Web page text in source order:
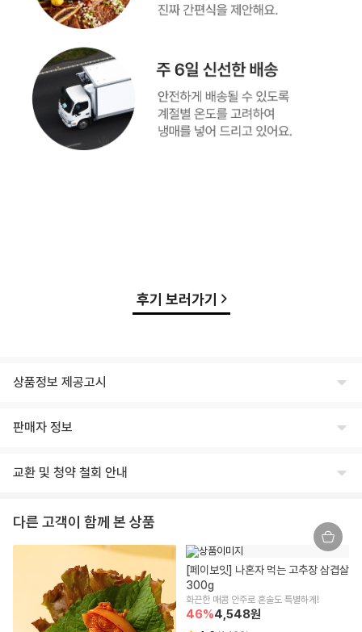
후기 보러가기
상품정보 제공고시
상세페이지 하단 참고
생산자 및 소재지(수입품의 경우 생산자, 수입자 및 제조국)
제조연월일, 유통기한 또는 소비기한
포장단위별 용량(중량), 수량
300g
원재료명 및 함량(농수산물의 원산지 표시에 관한 법률에 따른 원산지 표시 포
판매자 정보
주식회사 윙잇
임승진
542-86-00304
본점 주소
교환 및 청약 철회 안내
상품이 표시 광고 내용과 다를 경우, 받으신 날부터 3개월 이내 교환/환불
을 요청하실 수 있습니다.
상품 불량/하자 등이 있을 경우, 문제를 확인할 수 있는 사진 촬영 후 고객
센터로 문의 부탁드립니다.
수령 즉시 확인할 수 있는 문제(누락/파손/냉해 등)은 상품 수령일로부터 7
다른 고객이 함께 본 상품
[페이보잇] 나혼자 먹는 고추장 삼겹살
300g
화끈한 매콤 안주로 혼술도 특별하게!
46%4,548원